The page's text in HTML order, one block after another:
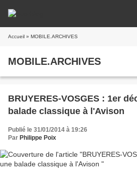
Accueil » MOBILE.ARCHIVES
MOBILE.ARCHIVES
BRUYERES-VOSGES : 1er
balade classique à l'Avison
Publié le 31/01/2014 à 19:26
Par Philippe Poix